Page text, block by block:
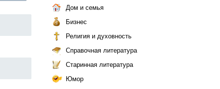
Дом и семья
Бизнес
Религия и духовность
Справочная литература
Старинная литература
Юмор